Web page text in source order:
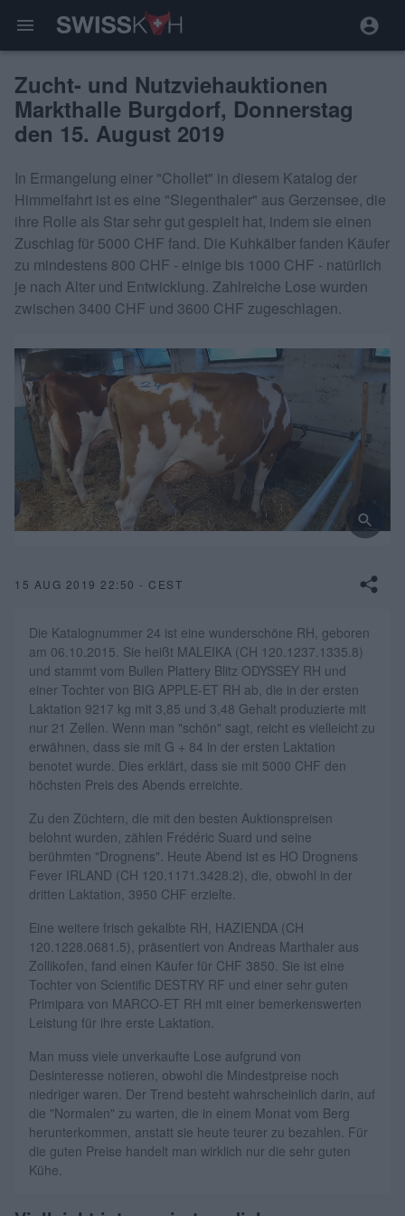
menu
Zucht- und Nutzviehauktionen
Markthalle Burgdorf, Donnerstag
den 15. August 2019
In Ermangelung einer "Chollet" in diesem Katalog der
Himmelfahrt ist es eine "Siegenthaler" aus Gerzensee, die
ihre Rolle als Star sehr gut gespielt hat, indem sie einen
Zuschlag für 5000 CHF fand. Die Kuhkälber fanden Käufer
zu mindestens 800 CHF - einige bis 1000 CHF - natürlich
je nach Alter und Entwicklung. Zahlreiche Lose wurden
zwischen 3400 CHF und 3600 CHF zugeschlagen.
15 AUG 2019 22:50 - CEST
Die Katalognummer 24 ist eine wunderschöne RH, geboren
am 06.10.2015. Sie heißt MALEIKA (CH 120.1237.1335.8)
und stammt vom Bullen Plattery Blitz ODYSSEY RH und
einer Tochter von BIG APPLE-ET RH ab, die in der ersten
Laktation 9217 kg mit 3,85 und 3,48 Gehalt produzierte mit
nur 21 Zellen. Wenn man "schön" sagt, reicht es vielleicht zu
erwähnen, dass sie mit G + 84 in der ersten Laktation
benotet wurde. Dies erklärt, dass sie mit 5000 CHF den
höchsten Preis des Abends erreichte.
Zu den Züchtern, die mit den besten Auktionspreisen
belohnt wurden, zählen Frédéric Suard und seine
berühmten "Drognens". Heute Abend ist es HO Drognens
Fever IRLAND (CH 120.1171.3428.2), die, obwohl in der
dritten Laktation, 3950 CHF erzielte.
Eine weitere frisch gekalbte RH, HAZIENDA (CH
120.1228.0681.5), präsentiert von Andreas Marthaler aus
Zollikofen, fand einen Käufer für CHF 3850. Sie ist eine
Tochter von Scientific DESTRY RF und einer sehr guten
Primipara von MARCO-ET RH mit einer bemerkenswerten
Leistung für ihre erste Laktation.
Man muss viele unverkaufte Lose aufgrund von
Desinteresse notieren, obwohl die Mindestpreise noch
niedriger waren. Der Trend besteht wahrscheinlich darin, auf
die "Normalen" zu warten, die in einem Monat vom Berg
herunterkommen, anstatt sie heute teurer zu bezahlen. Für
die guten Preise handelt man wirklich nur die sehr guten
Kühe.